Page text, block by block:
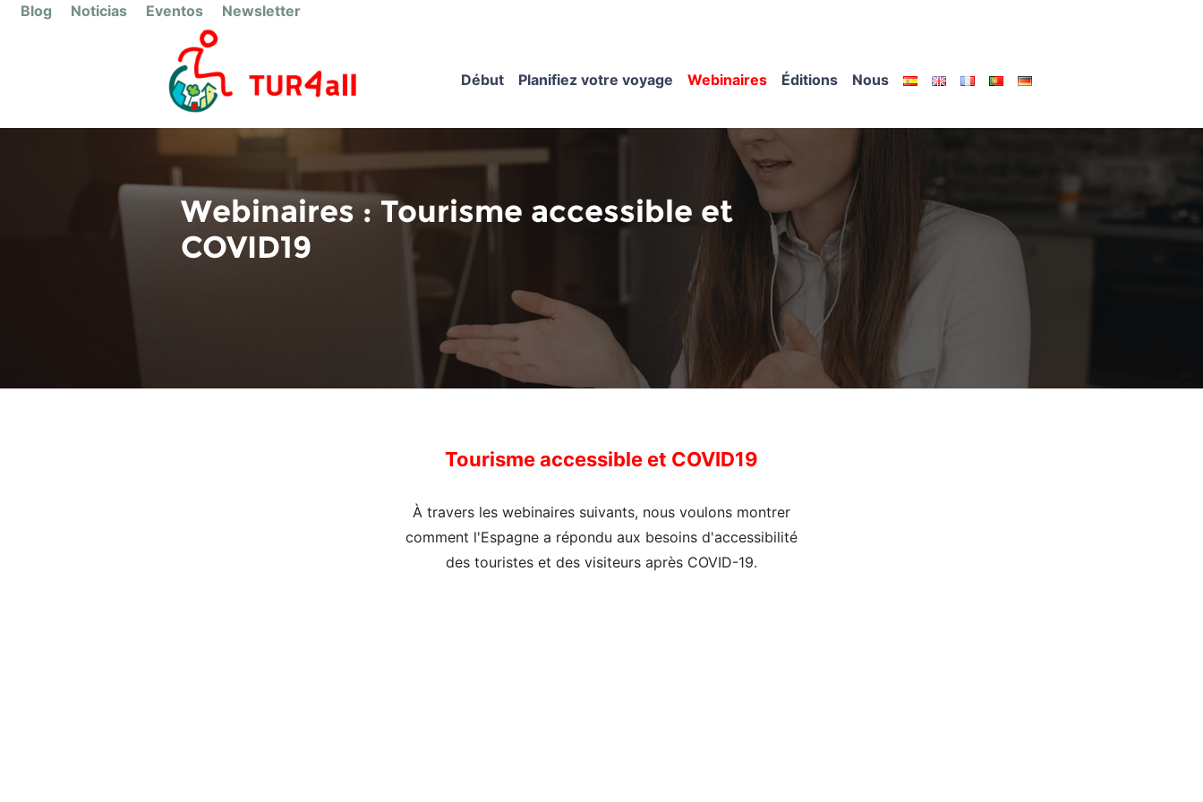
Blog Noticias Eventos Newsletter
Début Planifiez votre voyage Webinaires Éditions Nous
Webinaires : Tourisme accessible et
COVID19
Tourisme accessible et COVID19
À travers les webinaires suivants, nous voulons montrer
comment l'Espagne a répondu aux besoins d'accessibilité
des touristes et des visiteurs après COVID-19.